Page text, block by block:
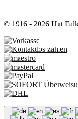
© 1916 - 2026 Hut